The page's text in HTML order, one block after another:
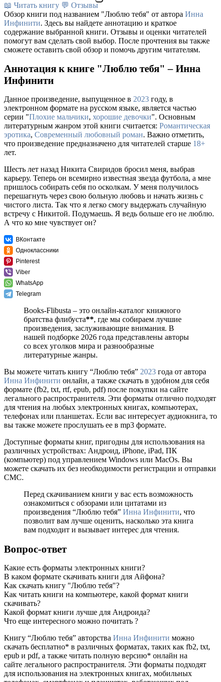
📖 Читать книгу 💬 Отзывы
Обзор книги под названием "Люблю тебя" от автора Инна
Инфинити. Здесь вы найдете аннотацию и краткое
содержание выбранной книги. Отзывы и оценки читателей
помогут вам сделать свой выбор. После прочтения вы также
сможете оставить свой обзор и помочь другим читателям.
Аннотация к книге "Люблю тебя" – Инна
Инфинити
Данное произведение, выпущенное в 2023 году, в
электронном формате на русском языке, является частью
серии "Плохие мальчики, хорошие девочки". Основным
литературным жанром этой книги считается: Романтическая
эротика, Современный любовный роман. Важно отметить,
что произведение предназначено для читателей старше 18+
лет.
Шесть лет назад Никита Свиридов бросил меня, выбрав
карьеру. Теперь он всемирно известная звезда футбола, а мне
пришлось собирать себя по осколкам. У меня получилось
перешагнуть через свою больную любовь и начать жизнь с
чистого листа. Так что я легко смогу выдержать случайную
встречу с Никитой. Подумаешь. Я ведь больше его не люблю.
А что ко мне чувствует он?
ВКонтакте
Одноклассники
Pinterest
Viber
WhatsApp
Telegram
Books-Flibusta – это онлайн-каталог книжного
братства флибуста**, где мы собираем лучшие
произведения, заслуживающие внимания. В
нашей подборке 2026 года представлены авторы
со всех уголков мира и разнообразные
литературные жанры.
Вы можете читать книгу “Люблю тебя” 2023 года от автора
Инна Инфинити онлайн, а также скачать в удобном для себя
формате (fb2, txt, rtf, epub, pdf) после покупки на сайте
легального распространителя. Эти форматы отлично подходят
для чтения на любых электронных книгах, компьютерах,
телефонах или планшетах. Если вас интересует аудиокнига, то
вы также можете прослушать ее в mp3 формате.
Доступные форматы книг, пригодны для использования на
различных устройствах: Андроид, iPhone, iPad, ПК
(компьютер) под управлением Windows или MacOs. Вы
можете скачать их без необходимости регистрации и отправки
СМС.
Перед скачиванием книги у вас есть возможность
ознакомиться с обзорами или цитатами из
произведения “Люблю тебя” Инна Инфинити, что
позволит вам лучше оценить, насколько эта книга
вам подходит и вызывает интерес для чтения.
Вопрос-ответ
Какие есть форматы электронных книги?
В каком формате скачивать книги для Айфона?
Как скачать книгу "Люблю тебя"?
Как читать книги на компьютере, какой формат книги
скачивать?
Какой формат книги лучше для Андроида?
Что еще интересного можно почитать ?
Книгу “Люблю тебя” авторства Инна Инфинити можно
скачать бесплатно* в различных форматах, таких как fb2, txt,
epub и pdf, а также читать полную версию* онлайн на
сайте легального распространителя. Эти форматы подходят
для использования на электронных книгах, мобильных